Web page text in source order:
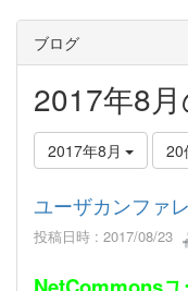
ブログ
2017年8
2017年8月 20
ユーザカンファ
投稿日時 : 2017/08/23